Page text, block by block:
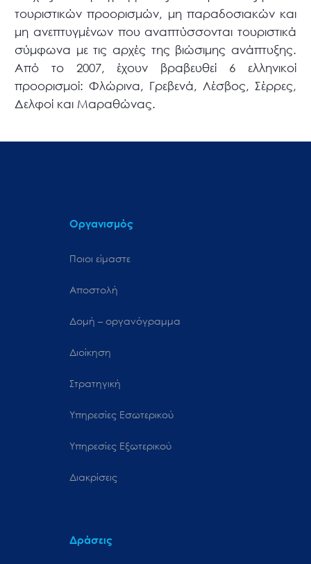
τουριστικών προορισμών, μη παραδοσιακών και
μη ανεπτυγμένων που αναπτύσσονται τουριστικά
σύμφωνα με τις αρχές της βιώσιμης ανάπτυξης.
Από το 2007, έχουν βραβευθεί 6 ελληνικοί
προορισμοί: Φλώρινα, Γρεβενά, Λέσβος, Σέρρες,
Δελφοί και Μαραθώνας.
Οργανισμός
Ποιοι είμαστε
Αποστολή
Δομή – οργανόγραμμα
Διοίκηση
Στρατηγική
Υπηρεσίες Εσωτερικού
Υπηρεσίες Εξωτερικού
Διακρίσεις
Δράσεις